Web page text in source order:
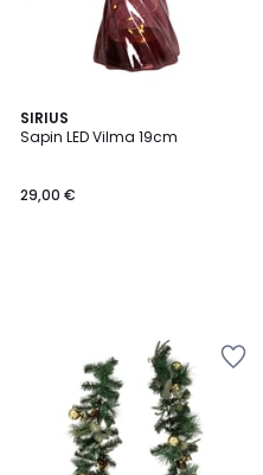
SIRIUS
Sapin LED Vilma 19cm
29,00 €